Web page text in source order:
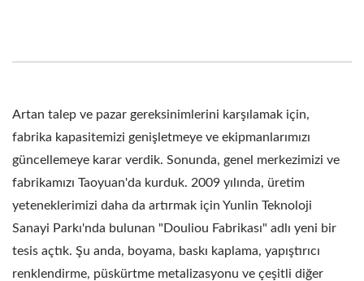
Artan talep ve pazar gereksinimlerini karşılamak için,
fabrika kapasitemizi genişletmeye ve ekipmanlarımızı
güncellemeye karar verdik. Sonunda, genel merkezimizi ve
fabrikamızı Taoyuan'da kurduk. 2009 yılında, üretim
yeteneklerimizi daha da artırmak için Yunlin Teknoloji
Sanayi Parkı'nda bulunan "Douliou Fabrikası" adlı yeni bir
tesis açtık. Şu anda, boyama, baskı kaplama, yapıştırıcı
renklendirme, püskürtme metalizasyonu ve çeşitli diğer